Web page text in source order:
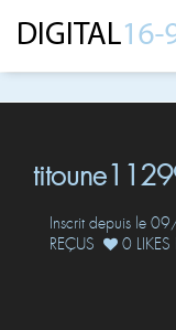
Inscrit depuis le
REÇUS
0 LIKES